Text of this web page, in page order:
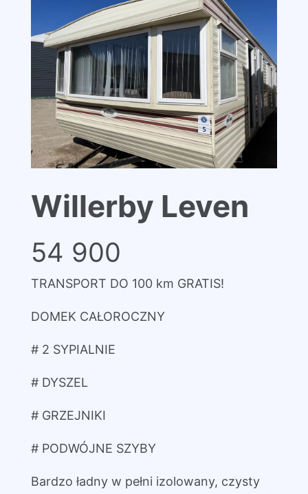
Willerby Leven
54 900
TRANSPORT DO 100 km GRATIS!
DOMEK CAŁOROCZNY
# 2 SYPIALNIE
# DYSZEL
# GRZEJNIKI
# PODWÓJNE SZYBY
Bardzo ładny w pełni izolowany, czysty